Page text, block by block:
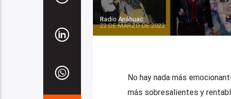
Radio Anáhuac
22 DE MARZO DE 2022
No hay nada más
más sobresalientes y